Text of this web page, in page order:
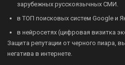
зарубежных русскоязычных СМИ.
в ТОП поисковых систем Google и
в нейросетях (цифровая визитка
Защита репутации от черного пиара,
негатива в интернете.